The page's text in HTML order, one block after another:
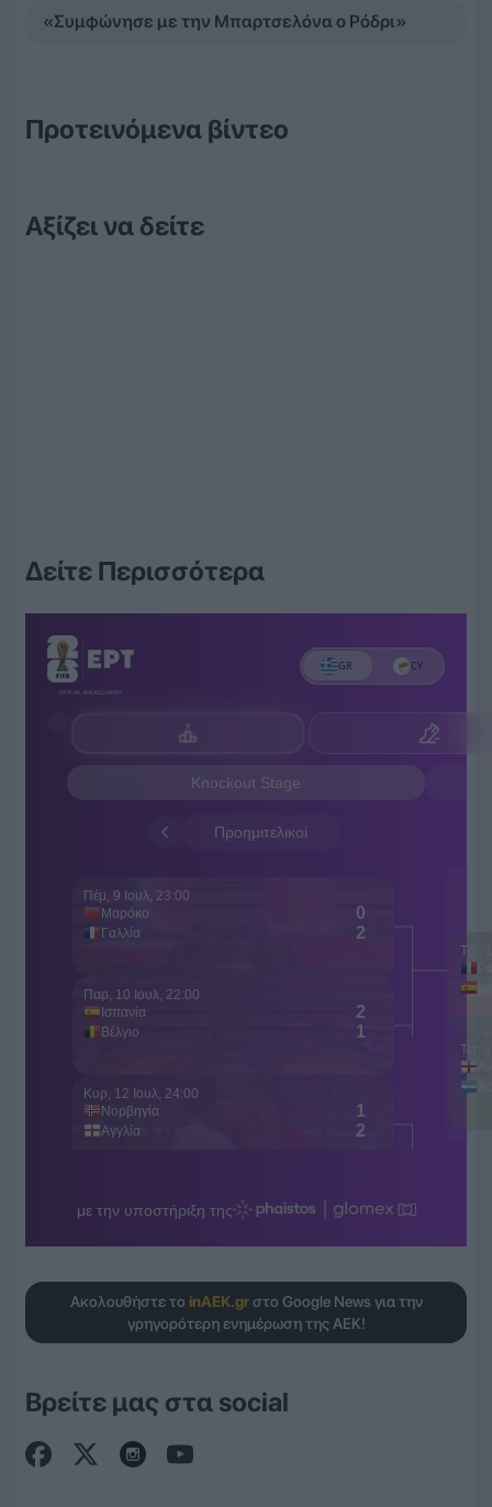
«Συμφώνησε με την Μπαρτσελόνα ο Ρόδρι»
Προτεινόμενα βίντεο
Αξίζει να δείτε
Δείτε Περισσότερα
Ακολουθήστε το inAEK.grστο Google News για την
γρηγορότερη ενημέρωση της ΑΕΚ!
Βρείτε μας στα social